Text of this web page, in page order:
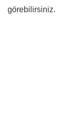
görebilirsiniz.